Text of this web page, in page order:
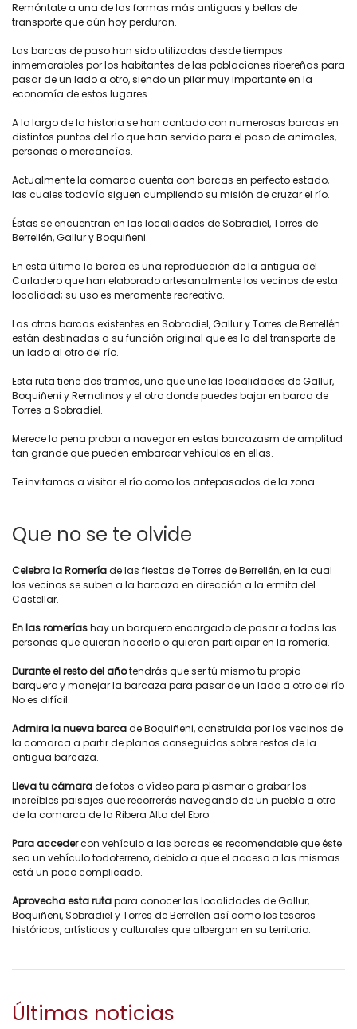
Remóntate a una de las formas más antiguas y bellas de
transporte que aún hoy perduran.
Las barcas de paso han sido utilizadas desde tiempos
inmemorables por los habitantes de las poblaciones ribereñas para
pasar de un lado a otro, siendo un pilar muy importante en la
economía de estos lugares.
A lo largo de la historia se han contado con numerosas barcas en
distintos puntos del río que han servido para el paso de animales,
personas o mercancías.
Actualmente la comarca cuenta con barcas en perfecto estado,
las cuales todavía siguen cumpliendo su misión de cruzar el río.
Éstas se encuentran en las localidades de Sobradiel, Torres de
Berrellén, Gallur y Boquiñeni.
En esta última la barca es una reproducción de la antigua del
Carladero que han elaborado artesanalmente los vecinos de esta
localidad; su uso es meramente recreativo.
Las otras barcas existentes en Sobradiel, Gallur y Torres de Berrellén
están destinadas a su función original que es la del transporte de
un lado al otro del río.
Esta ruta tiene dos tramos, uno que une las localidades de Gallur,
Boquiñeni y Remolinos y el otro donde puedes bajar en barca de
Torres a Sobradiel.
Merece la pena probar a navegar en estas barcazasm de amplitud
tan grande que pueden embarcar vehículos en ellas.
Te invitamos a visitar el río como los antepasados de la zona.
Que no se te olvide
Celebra la Romeríade las fiestas de Torres de Berrellén, en la cual
los vecinos se suben a la barcaza en dirección a la ermita del
Castellar.
En las romeríashay un barquero encargado de pasar a todas las
personas que quieran hacerlo o quieran participar en la romería.
Durante el resto del añotendrás que ser tú mismo tu propio
barquero y manejar la barcaza para pasar de un lado a otro del río
No es difícil.
Admira la nueva barcade Boquiñeni, construida por los vecinos de
la comarca a partir de planos conseguidos sobre restos de la
antigua barcaza.
Lleva tu cámarade fotos o vídeo para plasmar o grabar los
increíbles paisajes que recorrerás navegando de un pueblo a otro
de la comarca de la Ribera Alta del Ebro.
Para accedercon vehículo a las barcas es recomendable que éste
sea un vehículo todoterreno, debido a que el acceso a las mismas
está un poco complicado.
Aprovecha esta rutapara conocer las localidades de Gallur,
Boquiñeni, Sobradiel y Torres de Berrellén así como los tesoros
históricos, artísticos y culturales que albergan en su territorio.
Últimas noticias